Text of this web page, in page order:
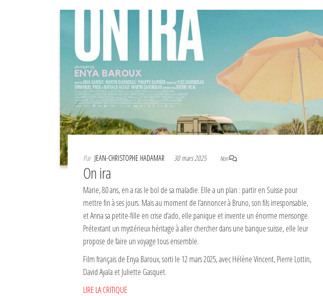
Par JEAN-CHRISTOPHE HADAMAR 30 mars 2025 Non
On ira
Marie, 80 ans, en a ras le bol de sa maladie. Elle a un plan : partir en Suisse pour
mettre fin à ses jours. Mais au moment de l’annoncer à Bruno, son fils irresponsable,
et Anna sa petite-fille en crise d’ado, elle panique et invente un énorme mensonge.
Prétextant un mystérieux héritage à aller chercher dans une banque suisse, elle leur
propose de faire un voyage tous ensemble.
Film français de Enya Baroux, sorti le 12 mars 2025, avec Hélène Vincent, Pierre Lottin,
David Ayala et Juliette Gasquet.
LIRE LA CRITIQUE